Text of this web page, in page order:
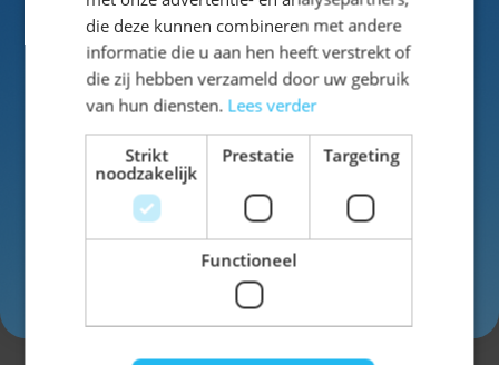
Specificaties
SKU 14-54273C
Man/Vrouw Vrouw
die deze kunnen combineren met andere
informatie die u aan hen heeft verstrekt of
die zij hebben verzameld door uw gebruik
van hun diensten. Lees verder
Strikt
noodzakelijk
Prestatie Targeting
Functioneel
KORTING!
Schrijf je nuin voor de nieuwsbrief en ontvang toegang
tot exclusieve kortingen!
Voor- en achternaam
Inschrijven